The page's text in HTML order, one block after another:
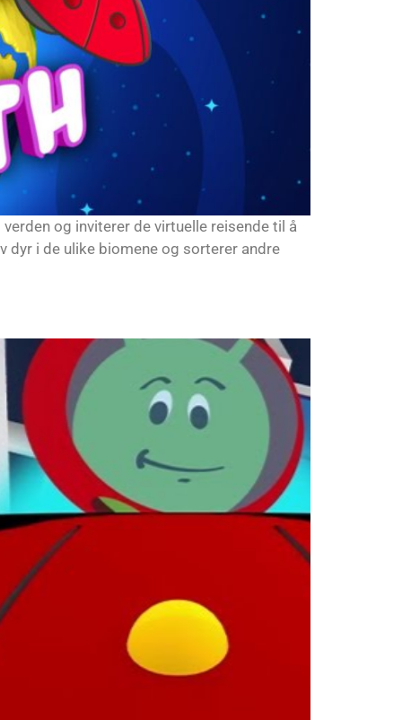
og inviterer de virtuelle reisende til å
dyr i de ulike biomene og sorterer andre